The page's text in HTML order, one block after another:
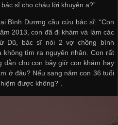
sĩ cho cháu lời khuyên ạ?”.
Bình Dương cầu cứu bác sĩ: “Con
2013, con đã đi khám và làm các
Dũ, bác sĩ nói 2 vợ chồng bình
tìm ra nguyên nhân. Con rất
dẫn cho con bây giờ con khám hay
ở đâu? Nếu sang năm con 36 tuổi
được không?”.